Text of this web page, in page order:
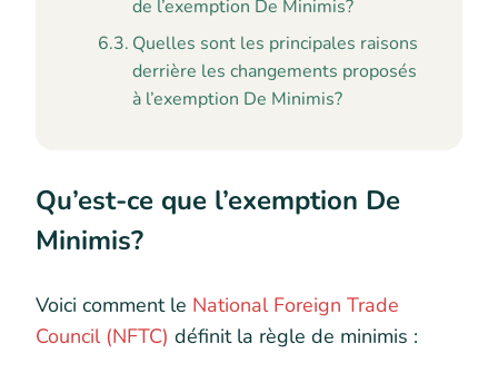
de l’exemption De Minimis?
Quelles sont les principales raisons
derrière les changements proposés
à l’exemption De Minimis?
Qu’est-ce que l’exemption De
Minimis?
Voici comment le National Foreign Trade
Council (NFTC) définit la règle de minimis :